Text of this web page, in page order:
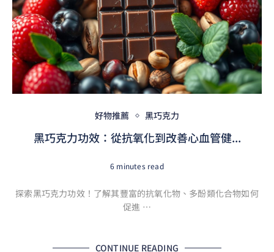
好物推薦 黑巧克力
黑巧克力功效：從抗氧化到改善心血管健...
6 minutes read
探索黑巧克力功效！了解其豐富的抗氧化物、多酚類化合物如何
促進 …
CONTINUE READING